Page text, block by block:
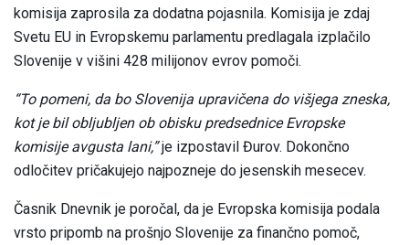
komisija zaprosila za dodatna pojasnila. Komisija je zdaj
Svetu EU in Evropskemu parlamentu predlagala izplačilo
Slovenije v višini 428 milijonov evrov pomoči.
“To pomeni, da bo Slovenija upravičena do višjega zneska,
kot je bil obljubljen ob obisku predsednice Evropske
komisije avgusta lani,”je izpostavil Đurov. Dokončno
odločitev pričakujejo najpozneje do jesenskih mesecev.
Časnik Dnevnik je poročal, da je Evropska komisija podala
vrsto pripomb na prošnjo Slovenije za finančno pomoč,